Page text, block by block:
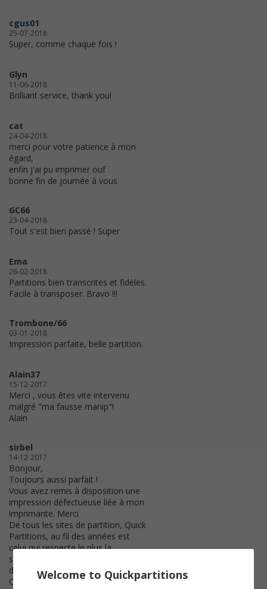
cgus01
25-07-2018
Super, comme chaque fois !
Glyn
11-06-2018
Brilliant service, thank you!
cat
24-04-2018
merci pour votre patience à mon
égard,
enfin j'ai pu imprimer ouf
bonne fin de journée à vous
GC66
23-04-2018
Tout s'est bien passé ! Super
Ema
26-02-2018
Partitions bien transcrites et fidèles.
Facile à transposer. Bravo !!!
Trombone/66
03-01-2018
Impression parfaite, belle partition.
Alain37
15-12-2017
Merci , vous êtes vite intervenu
malgré "ma fausse manip"!
Alain
sirbel
14-12-2017
Bonjour,
Toujours aussi parfait !
Vous avez remis à disposition une
impression défectueuse liée à mon
imprimante. Merci
De tous les sites de partition, Quick
Partitions, au fil des années est
celui qui respecte le plus la
structure originelle de la partition
de l'auteur, à la note près...!
Cordialement,Welcome to Quickpartitions